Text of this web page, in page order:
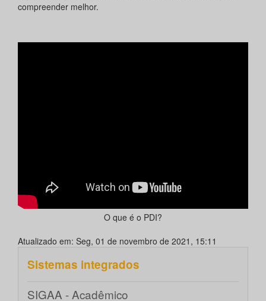
compreender melhor.
O que é o PDI?
Atualizado em: Seg, 01 de novembro de 2021, 15:11
Sistemas integrados
SIGAA - Acadêmico